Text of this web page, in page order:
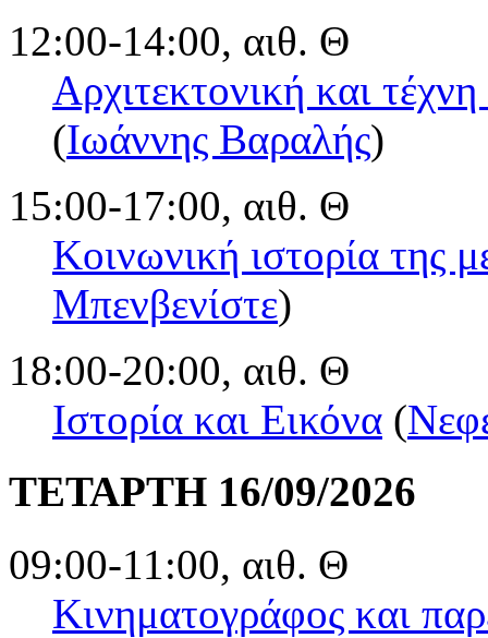
12:00-14:00, αιθ. Θ
Αρχιτεκτονική και
(Ιωάννης Βαραλής)
15:00-17:00, αιθ. Θ
Κοινωνική ιστορία της
Μπενβενίστε)
18:00-20:00, αιθ. Θ
Ιστορία και Εικόνα (
ΤΕΤΑΡΤΗ 16/09/2026
09:00-11:00, αιθ. Θ
Κινηματογράφος και